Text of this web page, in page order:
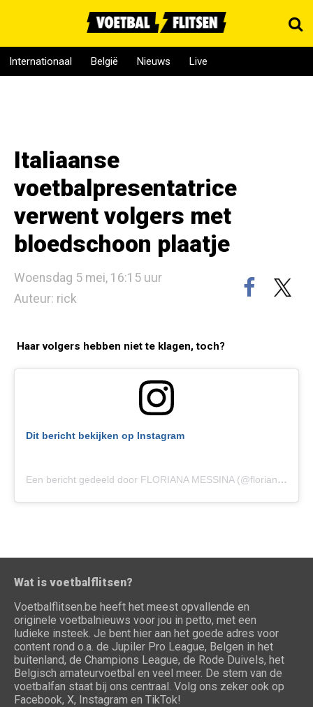
Internationaal België Nieuws Live
Italiaanse
voetbalpresentatrice
verwent volgers met
bloedschoon plaatje
Woensdag 5 mei, 16:15 uur
Auteur: rick
Haar volgers hebben niet te klagen, toch?
Dit bericht bekijken op Instagram
Een bericht gedeeld door FLORIANA MESSINA (@floriana_messina)
Wat is voetbalflitsen?
Voetbalflitsen.be heeft het meest opvallende en
originele voetbalnieuws voor jou in petto, met een
ludieke insteek. Je bent hier aan het goede adres voor
content rond o.a. de Jupiler Pro League, Belgen in het
buitenland, de Champions League, de Rode Duivels, het
Belgisch amateurvoetbal en veel meer. De stem van de
voetbalfan staat bij ons centraal. Volg ons zeker ook op
Facebook, X, Instagram en TikTok!